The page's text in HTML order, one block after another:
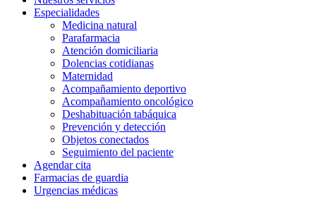
Especialidades
Medicina natural
Parafarmacia
Atención domiciliaria
Dolencias cotidianas
Maternidad
Acompañamiento deportivo
Acompañamiento oncológico
Deshabituación tabáquica
Prevención y detección
Objetos conectados
Seguimiento del paciente
Agendar cita
Farmacias de guardia
Urgencias médicas